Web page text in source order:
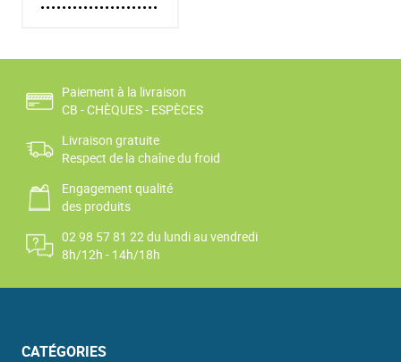
Paiement à la livraison
CB - CHÈQUES - ESPÈCES
Livraison gratuite
Respect de la chaîne du froid
Engagement qualité
des produits
02 98 57 81 22 du lundi au vendredi
8h/12h - 14h/18h
CATÉGORIES